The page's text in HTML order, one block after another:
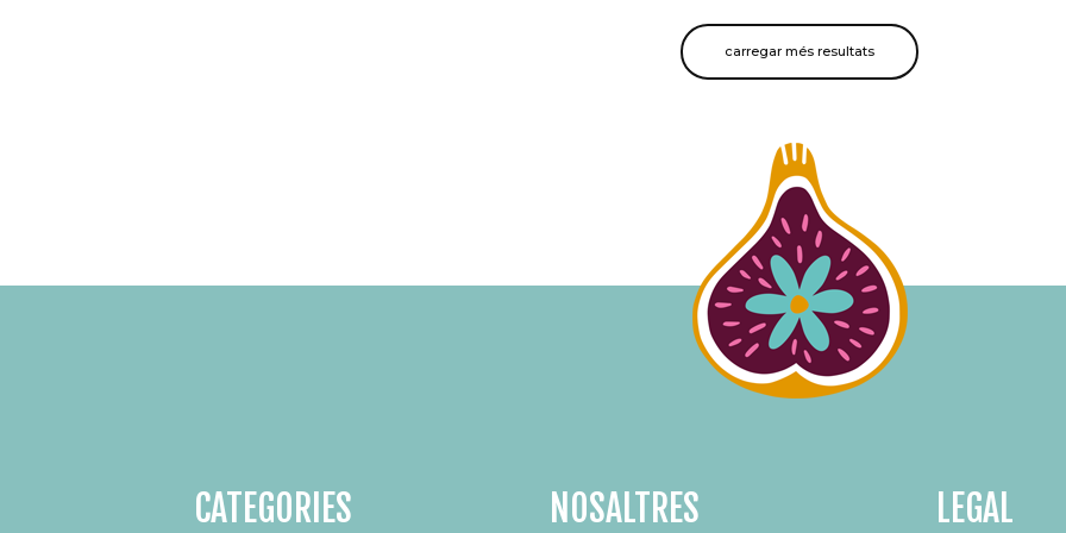
carregar més resultats
CATEGORIES NOSALTRES LEGAL